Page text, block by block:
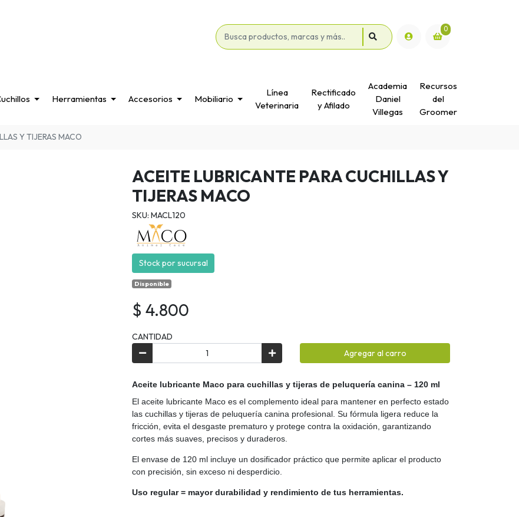
0
Herramientas Accesorios Mobiliario
Línea
Veterinaria
Rectificado
y Afilado
Academia
Daniel
Villegas
Recursos
del
Groomer
Y TIJERAS MACO
ACEITE LUBRICANTE PARA CUCHILLAS Y
TIJERAS MACO
SKU: MACL120
Stock por sucursal
Disponible
$ 4.800
CANTIDAD
Agregar al carro
Aceite lubricante Maco para cuchillas y tijeras de peluquería canina – 120 ml
El aceite lubricante Maco es el complemento ideal para mantener en perfecto estado
las cuchillas y tijeras de peluquería canina profesional. Su fórmula ligera reduce la
fricción, evita el desgaste prematuro y protege contra la oxidación, garantizando
cortes más suaves, precisos y duraderos.
El envase de 120 ml incluye un dosificador práctico que permite aplicar el producto
con precisión, sin exceso ni desperdicio.
Uso regular = mayor durabilidad y rendimiento de tus herramientas.